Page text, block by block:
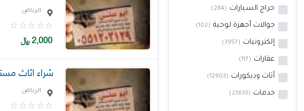
إلكترونيات
عقارات
أثاث وديكورات
خدمات
حراج السيارات (284)
جوالات أجهزة لوحية (102)
إلكترونيات (3957)
عقارات (117)
أثاث وديكورات (12903)
خدمات (23633)
الرياض
2,000 ﷼
شراء اثاث
الرياض